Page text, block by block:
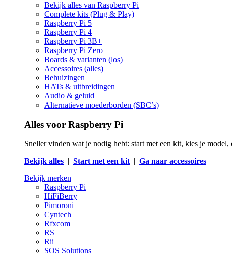
Bekijk alles van Raspberry Pi
Complete kits (Plug & Play)
Raspberry Pi 5
Raspberry Pi 4
Raspberry Pi 3B+
Raspberry Pi Zero
Boards & varianten (los)
Accessoires (alles)
Behuizingen
HATs & uitbreidingen
Audio & geluid
Alternatieve moederborden (SBC’s)
Alles voor Raspberry Pi
Sneller vinden wat je nodig hebt: start met een kit, kies je
Bekijk alles | Start met een kit| Ga naar accessoires
Bekijk merken
Raspberry Pi
HiFiBerry
Pimoroni
Cyntech
Rfxcom
RS
Rii
SOS Solutions